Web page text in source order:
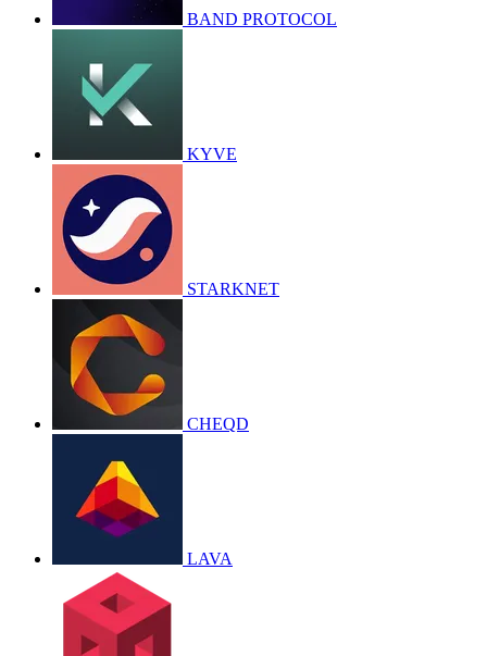
BAND PROTOCOL
KYVE
STARKNET
CHEQD
LAVA